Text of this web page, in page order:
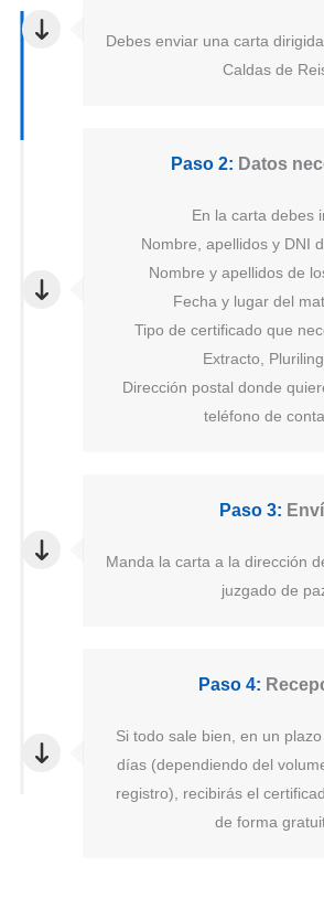
Debes enviar una carta
Caldas de
Paso 2: Datos
En la carta debes
Nombre, apellidos y DNI
Nombre y apellidos de
Fecha y lugar del
Tipo de certificado que
Extracto,
Dirección postal donde
teléfono de
Paso 3:
Manda la carta a la dirección
juzgado de
Paso 4:
Si todo sale bien, en un
días (dependiendo del
registro), recibirás el
de forma